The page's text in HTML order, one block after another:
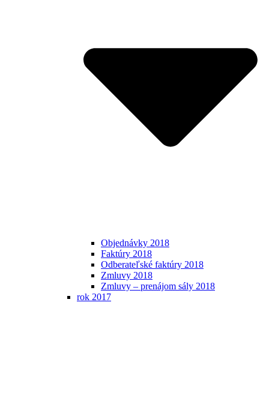
Objednávky 2018
Faktúry 2018
Odberateľské faktúry 2018
Zmluvy 2018
Zmluvy – prenájom sály 2018
rok 2017